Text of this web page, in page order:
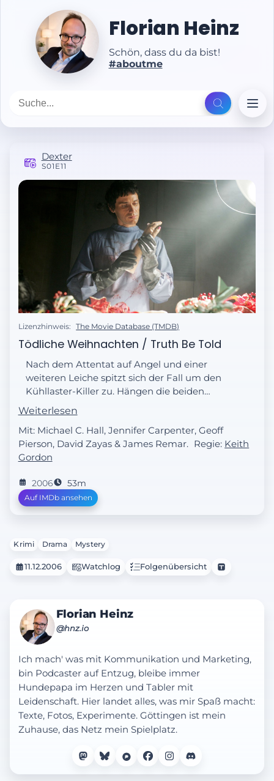
Florian Heinz
Schön, dass du da bist!
#aboutme
Dexter
S01E11
Lizenzhinweis: The Movie Database (TMDB)
Tödliche Weihnachten / Truth Be Told
Nach dem Attentat auf Angel und einer
weiteren Leiche spitzt sich der Fall um den
Kühllaster-Killer zu. Hängen die beiden
Vorfälle zusammen? Dexter kommt ein
schlimmer Verdacht.
Weiterlesen
Mit: Michael C. Hall, Jennifer Carpenter, Geoff
Pierson, David Zayas & James Remar. Regie: Keith
Gordon
2006 53m
Auf IMDb ansehen
Krimi Drama Mystery
11.12.2006 Watchlog Folgenübersicht
Florian Heinz
@hnz.io
Ich mach' was mit Kommunikation und Marketing,
bin Podcaster auf Entzug, bleibe immer
Hundepapa im Herzen und Tabler mit
Leidenschaft. Hier landet alles, was mir Spaß macht:
Texte, Fotos, Experimente. Göttingen ist mein
Zuhause, das Netz mein Spielplatz.